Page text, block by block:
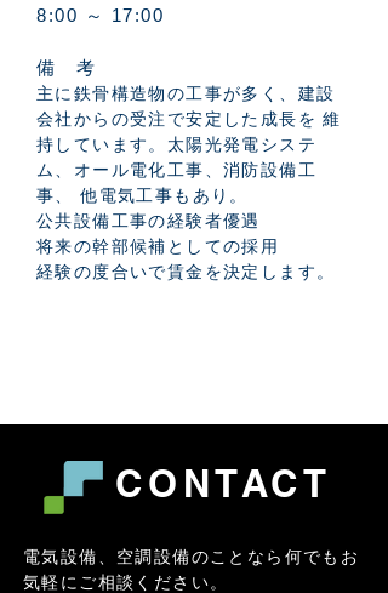
8:00 ～ 17:00
備 考
主に鉄骨構造物の工事が多く、建設
会社からの受注で安定した成長を 維
持しています。太陽光発電システ
ム、オール電化工事、消防設備工
事、 他電気工事もあり。
公共設備工事の経験者優遇
将来の幹部候補としての採用
経験の度合いで賃金を決定します。
CONTACT
電気設備、空調設備のことなら何でもお
気軽にご相談ください。